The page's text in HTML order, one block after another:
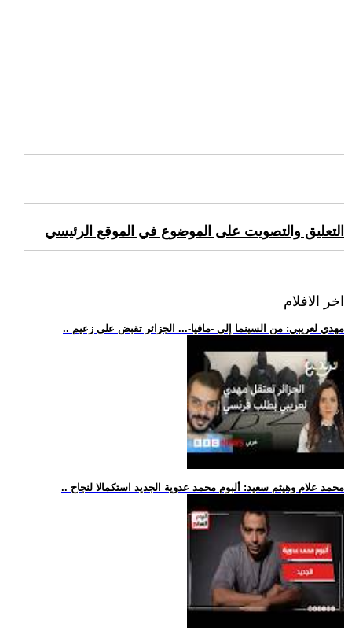
التعليق والتصويت على الموضوع في الموقع الرئيسي
اخر الافلام
.. مهدي لعريبي: من السينما إلى -مافيا-... الجزائر تقبض على زعيم
.. محمد علام وهيثم سعيد: ألبوم محمد عدوية الجديد استكمالا لنجاح